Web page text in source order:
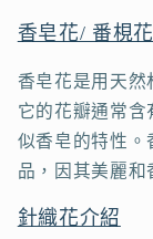
香皂花/ 番梘花
香皂花是用天然
它的花瓣通常
似香皂的特性。
品，因其美麗和
針織花介紹